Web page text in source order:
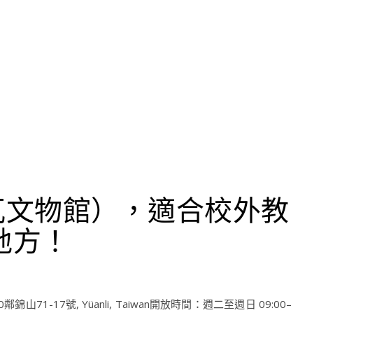
物館），適合校外教
！
錦山71-17號, Yüanli, Taiwan開放時間：週二至週日 09:00–